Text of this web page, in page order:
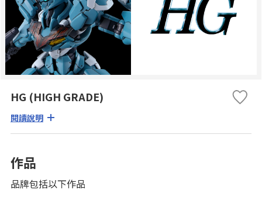
HG (HIGH GRADE)
閱讀說明
作品
品牌包括以下作品